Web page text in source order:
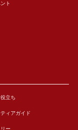
ト
立ち
ィアガイド